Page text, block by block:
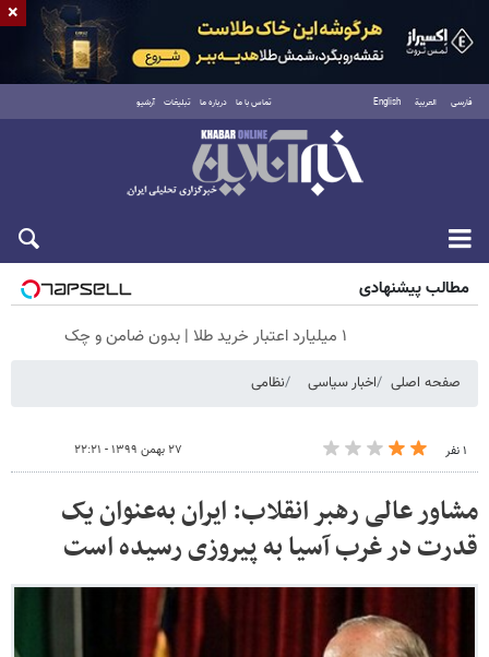
فارسی العربية English تماس با ما درباره ما تبلیغات آرشیو
جمعه ۱۶ مرداد ۱۴۰۵
مطالب پیشنهادی
۱ میلیارد اعتبار خرید طلا | بدون ضامن و چک
صفحه اصلی اخبار سیاسی نظامی
۱ نفر ۲۷ بهمن ۱۳۹۹ - ۲۲:۲۱
مشاور عالی رهبر انقلاب: ایران به‌عنوان یک
قدرت در غرب آسیا به پیروزی رسیده است
×